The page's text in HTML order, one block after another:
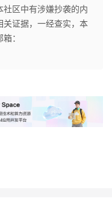
区中有涉嫌抄袭的内
关证据，一经查实，本
：